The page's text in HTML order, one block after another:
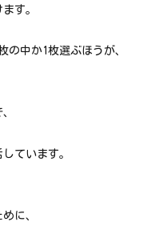
す。
の中か1枚選ぶほうが、
ています。
に、